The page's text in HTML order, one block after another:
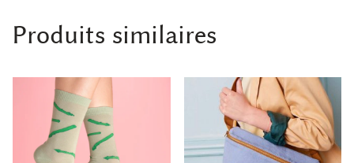
Produits similaires